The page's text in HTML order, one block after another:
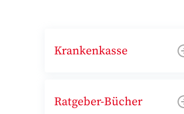
Krankenkasse
Ratgeber-Bücher